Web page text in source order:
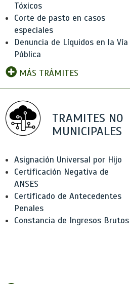
Tóxicos
Corte de pasto en casos
especiales
Denuncia de Líquidos en la Vía
Pública
MÁS TRÁMITES
TRAMITES NO
MUNICIPALES
Asignación Universal por Hijo
Certificación Negativa de
ANSES
Certificado de Antecedentes
Penales
Constancia de Ingresos Brutos